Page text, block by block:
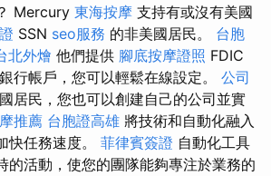
Mercury 東海按摩 支持有或沒有美國
SSN seo服務 的非美國居民。 台胞
北外燴 他們提供 腳底按摩證照 FDIC
行帳戶，您可以輕鬆在線設定。 公司
居民，您也可以創建自己的公司並實
推薦 台胞證高雄 將技術和自動化融入
快任務速度。 菲律賓簽證 自動化工具
的活動，使您的團隊能夠專注於業務的